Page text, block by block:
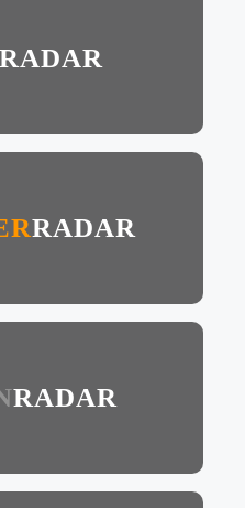
RADAR
RADAR
RADAR